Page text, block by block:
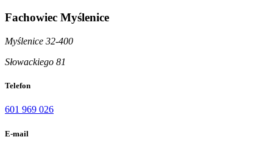
Fachowiec Myślenice
Myślenice 32-400
Słowackiego 81
Telefon
601 969 026
E-mail